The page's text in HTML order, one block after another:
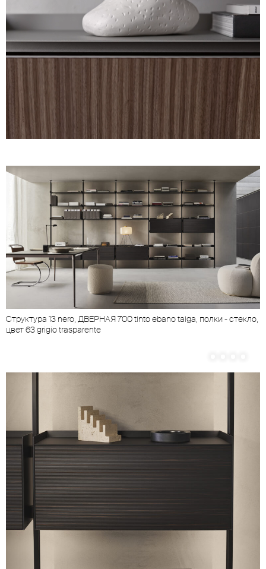
Cтруктура 13 nero, ДВЕРНАЯ 700 tinto ebano taiga, полки - стекло,
цвет 63 grigio trasparente